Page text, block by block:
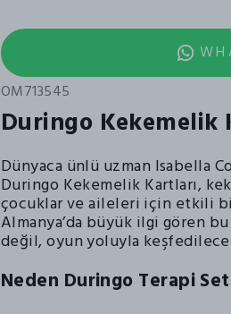
OM713545
Duringo Kekemelik
Dünyaca ünlü uzman Isabella
Duringo Kekemelik Kartları,
çocuklar ve aileleri için etkili
Almanya’da büyük ilgi gören
değil, oyun yoluyla
Neden Duringo Terapi